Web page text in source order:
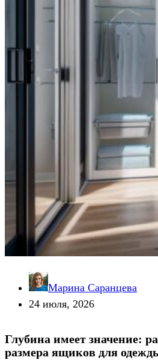
Марина Саранцева
24 июля, 2026
Глубина имеет значение:
размера ящиков для